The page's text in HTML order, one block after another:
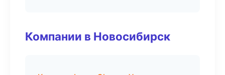
Компании в Новосибирск